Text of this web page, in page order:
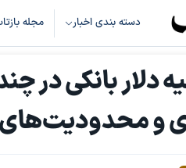
دسته بندی اخبار مجله
دلار بانکی در
و